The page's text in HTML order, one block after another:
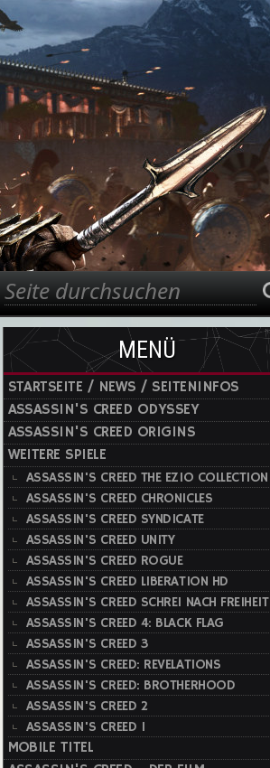
Suche
MENÜ
STARTSEITE / NEWS / SEITENINFOS
ASSASSIN'S CREED ODYSSEY
ASSASSIN'S CREED ORIGINS
WEITERE SPIELE
ASSASSIN'S CREED THE EZIO COLLECTION
ASSASSIN'S CREED CHRONICLES
ASSASSIN'S CREED SYNDICATE
ASSASSIN'S CREED UNITY
ASSASSIN'S CREED ROGUE
ASSASSIN'S CREED LIBERATION HD
ASSASSIN'S CREED SCHREI NACH FREIHEIT
ASSASSIN'S CREED 4: BLACK FLAG
ASSASSIN'S CREED 3
ASSASSIN'S CREED: REVELATIONS
ASSASSIN'S CREED: BROTHERHOOD
ASSASSIN'S CREED 2
ASSASSIN'S CREED 1
MOBILE TITEL